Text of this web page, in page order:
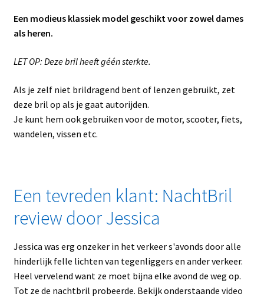
Een modieus klassiek model geschikt voor zowel dames
als heren.
LET OP: Deze bril heeft géén sterkte.
Als je zelf niet brildragend bent of lenzen gebruikt, zet
deze bril op als je gaat autorijden.
Je kunt hem ook gebruiken voor de motor, scooter, fiets,
wandelen, vissen etc.
Een tevreden klant: NachtBril
review door Jessica
Jessica was erg onzeker in het verkeer s'avonds door alle
hinderlijk felle lichten van tegenliggers en ander verkeer.
Heel vervelend want ze moet bijna elke avond de weg op.
Tot ze de nachtbril probeerde. Bekijk onderstaande video